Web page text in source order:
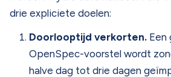
drie expliciete doelen:
Doorlooptijd verkorten. Een
OpenSpec-voorstel wordt
halve dag tot drie dagen